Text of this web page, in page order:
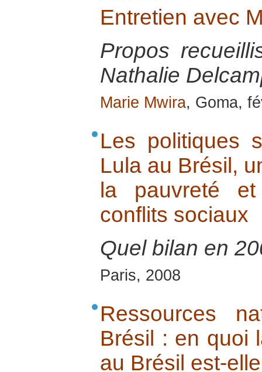
Entretien avec
Propos
Nathalie
Marie Mwira, Goma,
Les politiques
Lula au Brésil,
la pauvreté
conflits sociaux
Quel bilan en
Paris, 2008
Ressources
Brésil : en quoi
au Brésil est-